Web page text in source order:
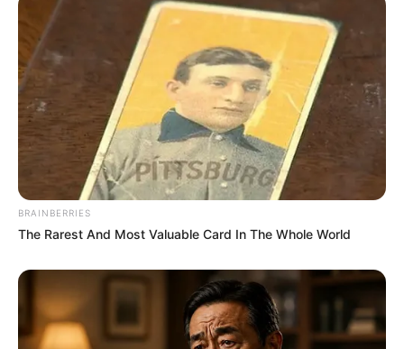
Serem! 9 Chat Ojek Online &
Pelanggan Ini Bikin Auto
Merinding
Cosplay Murah Pakai Bahan
Seadanya
BRAINBERRIES
The Rarest And Most Valuable Card In The Whole World